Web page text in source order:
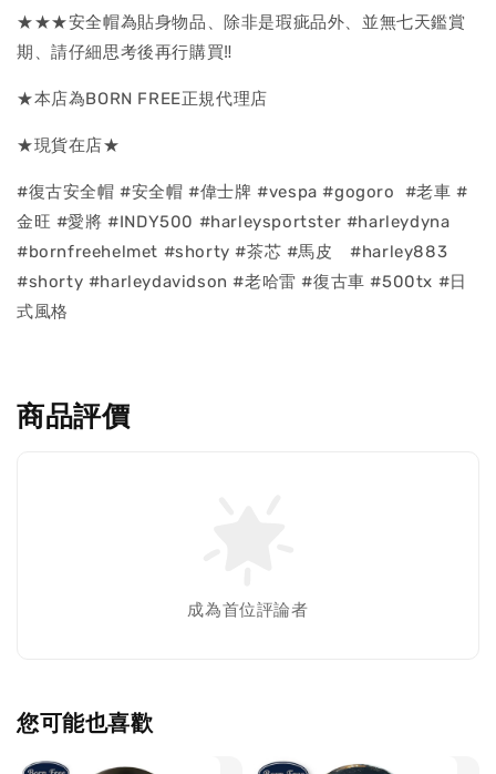
★★★安全帽為貼身物品、除非是瑕疵品外、並無七天鑑賞
期、請仔細思考後再行購買‼
★本店為BORN FREE正規代理店
★現貨在店★
#復古安全帽 #安全帽 #偉士牌 #vespa #gogoro #老車 #
金旺 #愛將 #INDY500 #harleysportster #harleydyna
#bornfreehelmet #shorty #茶芯 #馬皮 #harley883
#shorty #harleydavidson #老哈雷 #復古車 #500tx #日
式風格
商品評價
成為首位評論者
您可能也喜歡